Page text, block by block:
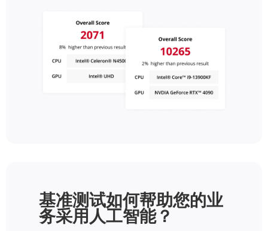
基准测试如何帮助您的业
务采用人工智能？​​